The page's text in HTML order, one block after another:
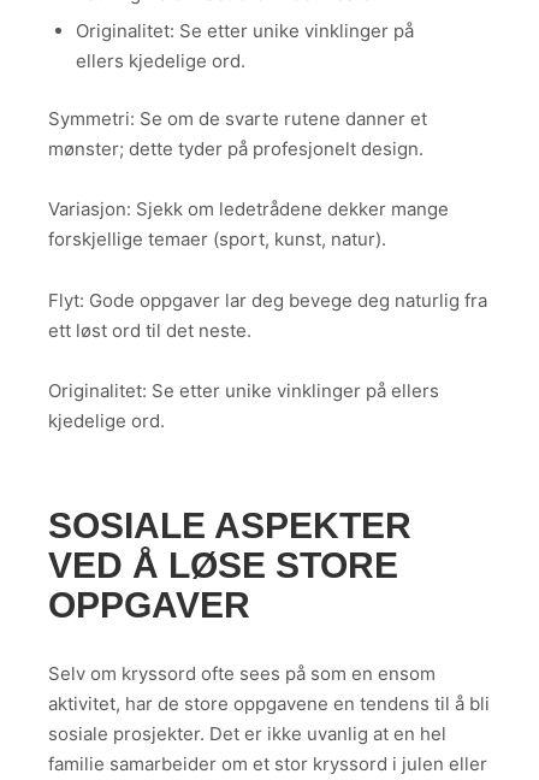
Originalitet: Se etter unike vinklinger på
ellers kjedelige ord.
Symmetri: Se om de svarte rutene danner et
mønster; dette tyder på profesjonelt design.
Variasjon: Sjekk om ledetrådene dekker mange
forskjellige temaer (sport, kunst, natur).
Flyt: Gode oppgaver lar deg bevege deg naturlig fra
ett løst ord til det neste.
Originalitet: Se etter unike vinklinger på ellers
kjedelige ord.
SOSIALE ASPEKTER
VED Å LØSE STORE
OPPGAVER
Selv om kryssord ofte sees på som en ensom
aktivitet, har de store oppgavene en tendens til å bli
sosiale prosjekter. Det er ikke uvanlig at en hel
familie samarbeider om et stor kryssord i julen eller